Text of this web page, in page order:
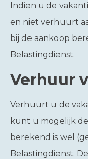
Indien u de
en niet verhuurt
bij de aankoop
Belastingdienst.
Verhuur
Verhuurt u de
kunt u mogelijk
berekend is wel
Belastingdienst.